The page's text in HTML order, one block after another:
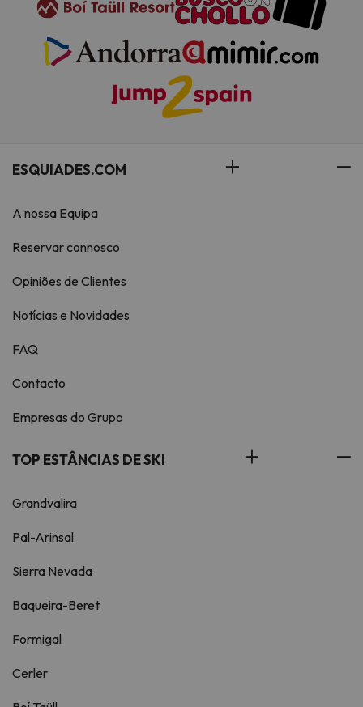
ESQUIADES.COM
A nossa Equipa
Reservar connosco
Opiniões de Clientes
Notícias e Novidades
FAQ
Contacto
Empresas do Grupo
TOP ESTÂNCIAS DE SKI
Grandvalira
Pal-Arinsal
Sierra Nevada
Baqueira-Beret
Formigal
Cerler